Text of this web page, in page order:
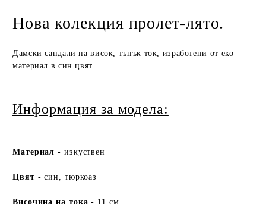
Нова колекция пролет-лято.
Дамски сандали на висок, тънък ток, изработени от еко
материал в син цвят.
Информация за модела:
Материал- изкуствен
Цвят - син, тюркоаз
Височина на тока - 11 см